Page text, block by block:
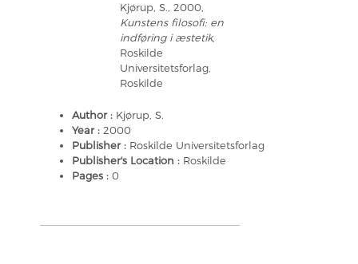
Kjørup, S., 2000,
Kunstens filosofi: en
indføring i æstetik,
Roskilde
Universitetsforlag,
Roskilde
Author : Kjørup, S.
Year : 2000
Publisher : Roskilde Universitetsforlag
Publisher's Location : Roskilde
Pages : 0